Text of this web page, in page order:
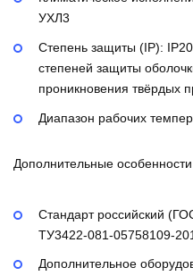
УХЛ3
Степень защиты (IP): IP20
степеней защиты
проникновения твёрдых
Диапазон рабочих
Дополнительные особенности
Стандарт российский
ТУ3422-081-05758109-
Дополнительное